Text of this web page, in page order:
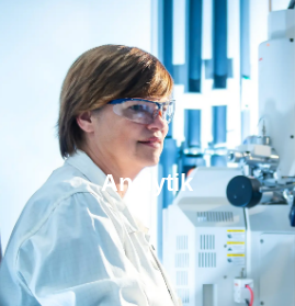
Analytik